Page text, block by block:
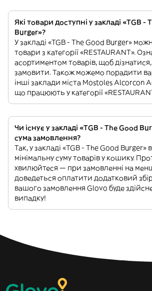
Які товари доступні у закладі «TGB -
Burger»?
У закладі «TGB - The Good Burger»
товари з категорії «RESTAURANT».
асортиментом товарів, щоб
замовити. Також можемо порадити
інші заклади міста Mostoles Alcorcon
що працюють у категорії
Чи існує у закладі «TGB - The Good
сума замовлення?
Так, у закладі «TGB - The Good Burger»
мінімальну суму товарів у кошику.
хвилюйтеся — при замовленні на
доведеться оплатити додатковий
вашого замовлення Glovo буде
випадку!